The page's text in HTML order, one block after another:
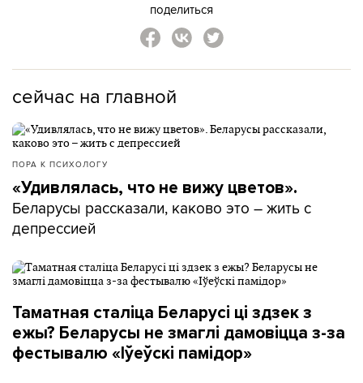
поделиться
сейчас на главной
ПОРА К ПСИХОЛОГУ
«Удивлялась, что не вижу цветов».
Беларусы рассказали, каково это – жить с
депрессией
Таматная сталіца Беларусі ці здзек з
ежы? Беларусы не змаглі дамовіцца з-за
фестывалю «Іўеўскі памідор»